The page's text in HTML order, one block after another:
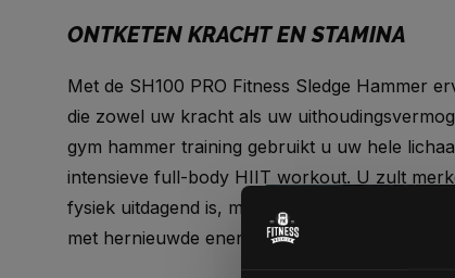
ONTKETEN KRACHT EN STAMINA
Met de SH100 PRO Fitness Sledge Hammer
die zowel uw kracht als uw
gym hammer training gebruikt u uw hele
intensieve full-body HIIT workout. U zult
fysiek uitdagend is, maar ook mentaal
met hernieuwde energie aan uw training begint.